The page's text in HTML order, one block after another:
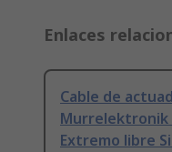
Enlaces
Cable de
Murrelektronik
Extremo libre